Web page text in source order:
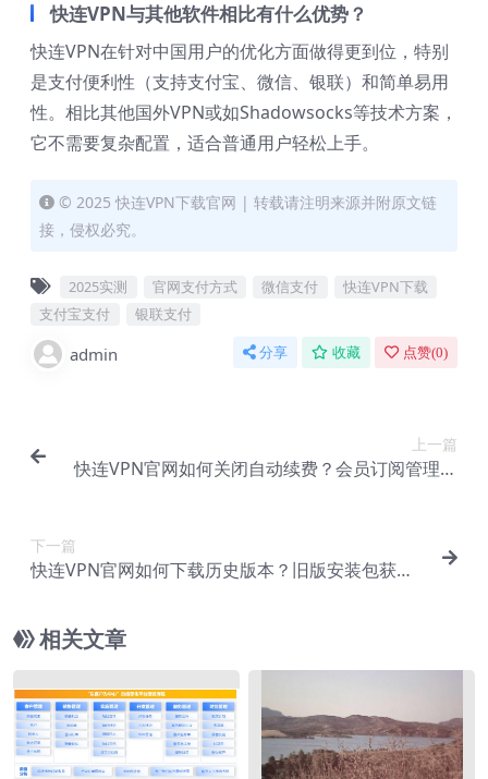
快连VPN与其他软件相比有什么优势？
快连VPN在针对中国用户的优化方面做得更到位，特别
是支付便利性（支持支付宝、微信、银联）和简单易用
性。相比其他国外VPN或如Shadowsocks等技术方案，
它不需要复杂配置，适合普通用户轻松上手。
© 2025 快连VPN下载官网 | 转载请注明来源并附原文链
接，侵权必究。
2025实测 官网支付方式 微信支付
快连VPN下载
支付宝支付
银联支付
admin 分享 收藏 点赞(0)
上一篇
快连VPN官网如何关闭自动续费？会员订阅管理图
下一篇
快连VPN官网如何下载历史版本？旧版安装包获取
相关文章